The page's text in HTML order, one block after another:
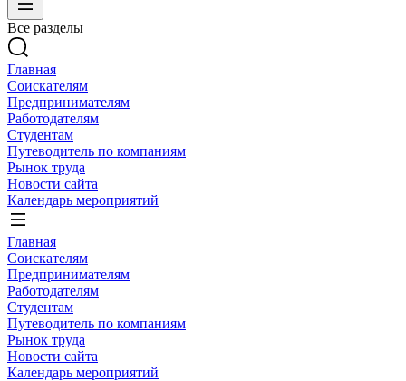
Все разделы
Главная
Соискателям
Предпринимателям
Работодателям
Студентам
Путеводитель по компаниям
Рынок труда
Новости сайта
Календарь мероприятий
Главная
Соискателям
Предпринимателям
Работодателям
Студентам
Путеводитель по компаниям
Рынок труда
Новости сайта
Календарь мероприятий